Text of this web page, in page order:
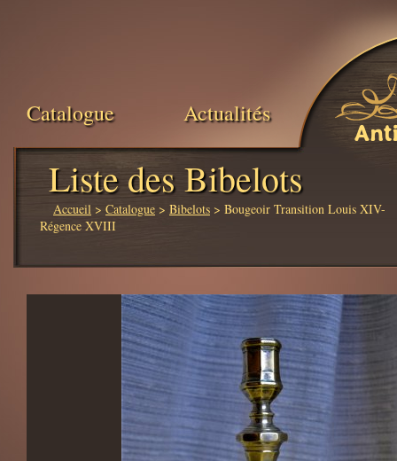
Catalogue Actualités
Liste des Bibelots
Accueil > Catalogue > Bibelots > Bougeoir Transition Louis XIV-
Régence XVIII